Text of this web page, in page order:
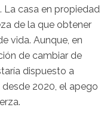
La casa en propiedad
de la que obtener
vida. Aunque, en
de cambiar de
dispuesto a
2020, el apego